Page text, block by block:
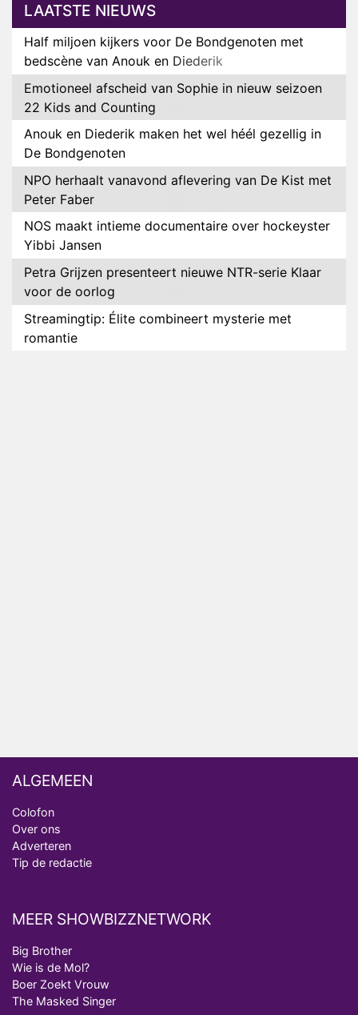
LAATSTE NIEUWS
Half miljoen kijkers voor De Bondgenoten met
bedscène van Anouk en Diederik
Emotioneel afscheid van Sophie in nieuw seizoen
22 Kids and Counting
Anouk en Diederik maken het wel héél gezellig in
De Bondgenoten
NPO herhaalt vanavond aflevering van De Kist met
Peter Faber
NOS maakt intieme documentaire over hockeyster
Yibbi Jansen
Petra Grijzen presenteert nieuwe NTR-serie Klaar
voor de oorlog
Streamingtip: Élite combineert mysterie met
romantie
ALGEMEEN
Colofon
Over ons
Adverteren
Tip de redactie
MEER SHOWBIZZNETWORK
Big Brother
Wie is de Mol?
Boer Zoekt Vrouw
The Masked Singer